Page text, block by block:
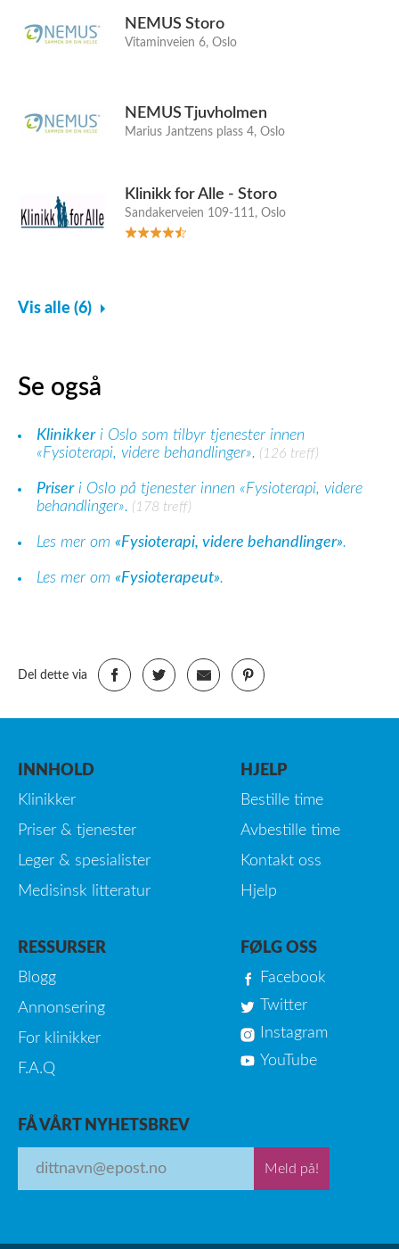
NEMUS Storo
Vitaminveien 6, Oslo
NEMUS Tjuvholmen
Marius Jantzens plass 4, Oslo
Klinikk for Alle - Storo
Sandakerveien 109-111, Oslo
Vis alle (6)
Se også
Klinikkeri Oslo som tilbyr tjenester innen
«Fysioterapi, videre behandlinger». (126 treff)
Priseri Oslo på tjenester innen «Fysioterapi, videre
behandlinger». (178 treff)
Les mer om «Fysioterapi, videre behandlinger».
Les mer om «Fysioterapeut».
Del dette via
INNHOLD
Klinikker
Priser & tjenester
Leger & spesialister
Medisinsk litteratur
HJELP
Bestille time
Avbestille time
Kontakt oss
Hjelp
RESSURSER
Blogg
Annonsering
For klinikker
F.A.Q
FØLG OSS
Facebook
Twitter
Instagram
YouTube
FÅ VÅRT NYHETSBREV
Meld på!